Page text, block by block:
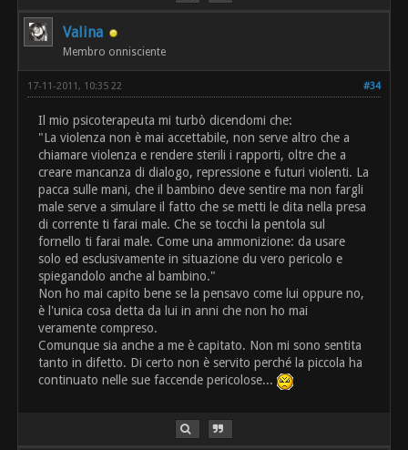
Valina
Membro onnisciente
#34
17-11-2011, 10:35 22
Il mio psicoterapeuta mi turbò dicendomi che:
"La violenza non è mai accettabile, non serve altro che a
chiamare violenza e rendere sterili i rapporti, oltre che a
creare mancanza di dialogo, repressione e futuri violenti. La
pacca sulle mani, che il bambino deve sentire ma non fargli
male serve a simulare il fatto che se metti le dita nella presa
di corrente ti farai male. Che se tocchi la pentola sul
fornello ti farai male. Come una ammonizione: da usare
solo ed esclusivamente in situazione du vero pericolo e
spiegandolo anche al bambino."
Non ho mai capito bene se la pensavo come lui oppure no,
è l'unica cosa detta da lui in anni che non ho mai
veramente compreso.
Comunque sia anche a me è capitato. Non mi sono sentita
tanto in difetto. Di certo non è servito perché la piccola ha
continuato nelle sue faccende pericolose...